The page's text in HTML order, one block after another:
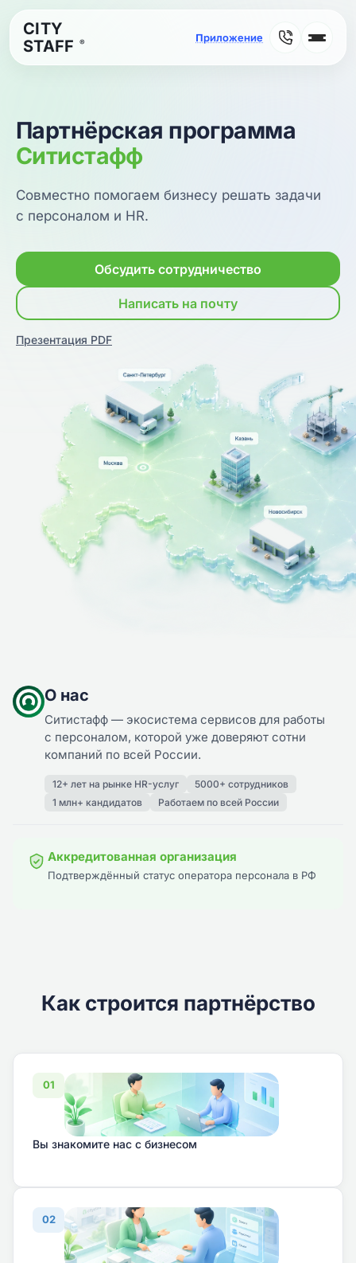
CITY
STAFF
®
Партнёрская программа
Ситистафф
Совместно помогаем бизнесу решать задачи
с персоналом и HR.
Обсудить сотрудничество
Написать на почту
Презентация PDF
О нас
Ситистафф — экосистема сервисов для работы
с персоналом, которой уже доверяют сотни
компаний по всей России.
12+ лет на рынке HR-услуг
5000+ сотрудников
1 млн+ кандидатов
Работаем по всей России
Аккредитованная организация
Подтверждённый статус оператора персонала в РФ
Как строится партнёрство
01
Вы знакомите нас с бизнесом
02